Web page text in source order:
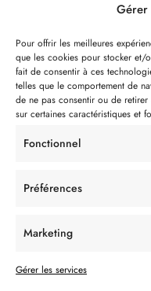
Gérer
Pour offrir les meilleures
que les cookies pour stocker et/
fait de consentir à ces
telles que le comportement de
de ne pas consentir ou de
sur certaines caractéristiques et
Fonctionnel
Préférences
Marketing
Gérer les services
Notre philosophie
Contact
Partenaire de: